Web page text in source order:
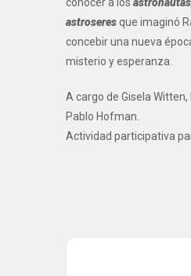
astroseresque imaginó
concebir una nueva
misterio y esperanza.
A cargo de Gisela
Pablo Hofman.
Actividad participativa